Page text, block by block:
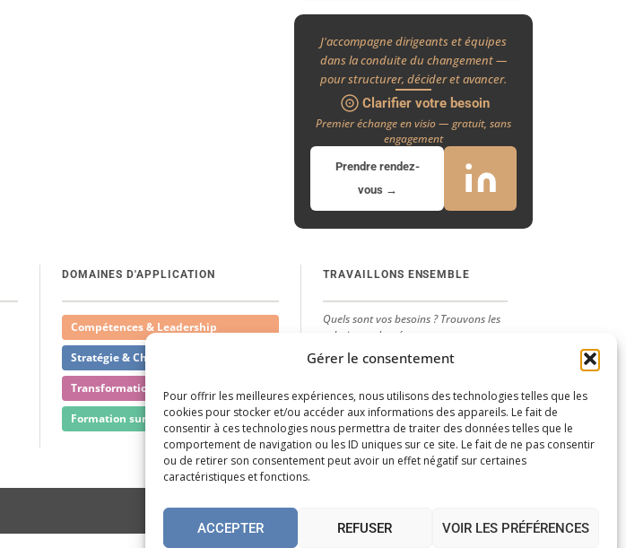
Gérer le consentement
Pour offrir les meilleures expériences, nous utilisons des technologies telles que les
cookies pour stocker et/ou accéder aux informations des appareils. Le fait de
consentir à ces technologies nous permettra de traiter des données telles que le
comportement de navigation ou les ID uniques sur ce site. Le fait de ne pas consentir
ou de retirer son consentement peut avoir un effet négatif sur certaines
caractéristiques et fonctions.
ACCEPTER REFUSER VOIR LES PRÉFÉRENCES
J'accompagne dirigeants et équipes
dans la conduite du changement —
pour structurer, décider et avancer.
Clarifier votre besoin
Premier échange en visio — gratuit, sans
engagement
Prendre rendez-
vous →
DOMAINES D'APPLICATION
Compétences & Leadership
Stratégie & Changement
Transformation & Innovation
Formation sur mesure
TRAVAILLONS ENSEMBLE
Quels sont vos besoins ? Trouvons les
solutions adaptées.
Me contacter
Prendre rendez-vous
LinkedIn